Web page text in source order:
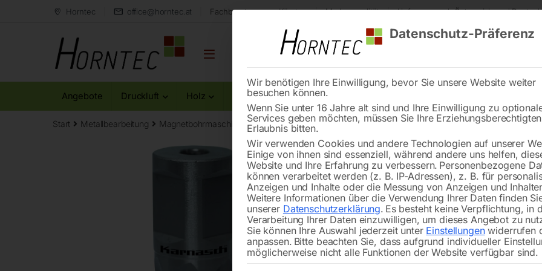
Horntec office@horntec.at Fachberatung aus Kärnten Markenqualität Lieferung nach Österreich und
Angebote Druckluft Holz Metall Reinigung
Start Metallbearbeitung Magnetbohrmaschinen Kernbohrer SILVER-LINE 25 Weldon – Ø 19 mm
🔍
Kernbohrer
€22,80
inkl. MwSt. zzgl.Versandkosten
Lieferzeit:ca. 5 - 10 Werktage
Datenschutz-Präferenz
Wir benötigen Ihre Einwilligung, bevor Sie unsere Website weiter
besuchen können.
Wenn Sie unter 16 Jahre alt sind und Ihre Einwilligung zu
Services geben möchten, müssen Sie Ihre
Erlaubnis bitten.
Wir verwenden Cookies und andere Technologien auf unserer
Einige von ihnen sind essenziell, während andere uns helfen,
Website und Ihre Erfahrung zu verbessern. Personenbezogene
können verarbeitet werden (z. B. IP-Adressen), z. B. für
Anzeigen und Inhalte oder die Messung von Anzeigen und
Weitere Informationen über die Verwendung Ihrer Daten finden
unserer Datenschutzerklärung. Es besteht keine Verpflichtung, in
Verarbeitung Ihrer Daten einzuwilligen, um dieses Angebot zu
Sie können Ihre Auswahl jederzeit unter Einstellungenwiderrufen
anpassen. Bitte beachten Sie, dass aufgrund individueller
möglicherweise nicht alle Funktionen der Website verfügbar sind.